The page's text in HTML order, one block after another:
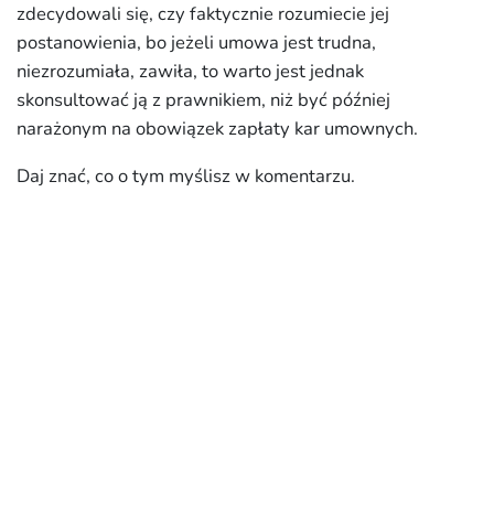
zdecydowali się, czy faktycznie rozumiecie jej
postanowienia, bo jeżeli umowa jest trudna,
niezrozumiała, zawiła, to warto jest jednak
skonsultować ją z prawnikiem, niż być później
narażonym na obowiązek zapłaty kar umownych.
Daj znać, co o tym myślisz w komentarzu.